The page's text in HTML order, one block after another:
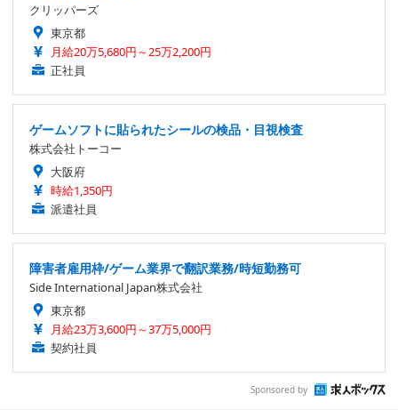
クリッパーズ
東京都
月給20万5,680円～25万2,200円
正社員
ゲームソフトに貼られたシールの検品・目視検査
株式会社トーコー
大阪府
時給1,350円
派遣社員
障害者雇用枠/ゲーム業界で翻訳業務/時短勤務可
Side International Japan株式会社
東京都
月給23万3,600円～37万5,000円
契約社員
Sponsored by